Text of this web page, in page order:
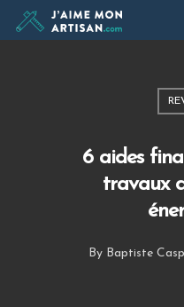
Hit enter to search or
6 aides
travaux
By Baptiste